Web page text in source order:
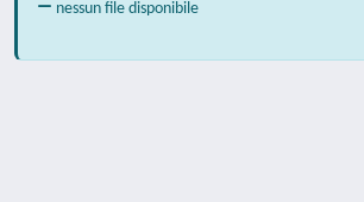
nessun file disponibile